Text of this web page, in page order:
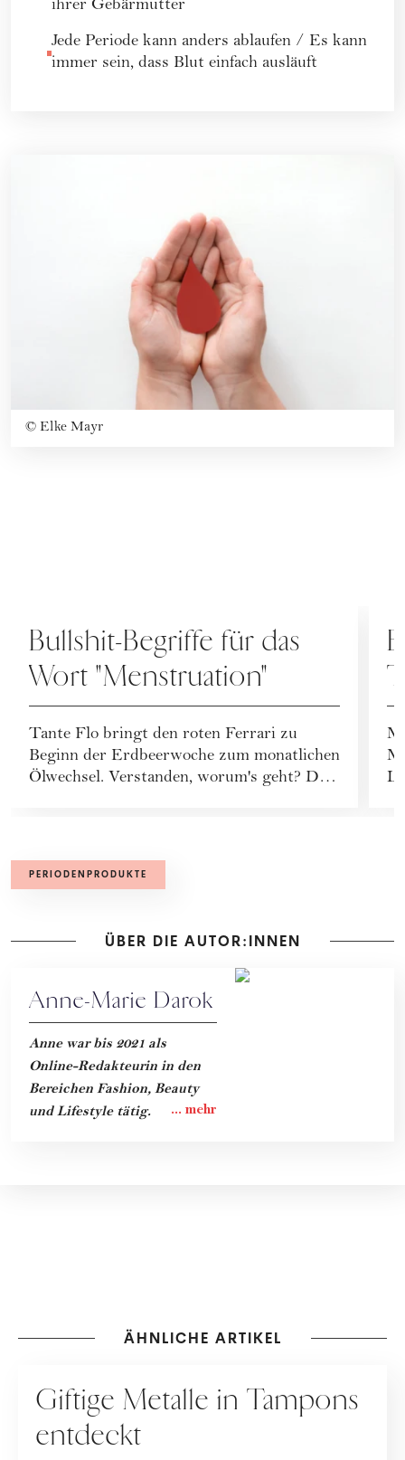
ihrer Gebärmutter
Jede Periode kann anders ablaufen / Es kann
immer sein, dass Blut einfach ausläuft
© Elke Mayr
Bullshit-Begriffe für das
Wort "Menstruation"
Tante Flo bringt den roten Ferrari zu
Beginn der Erdbeerwoche zum monatlichen
Ölwechsel. Verstanden, worum's geht? Die
PERIODENPRODUKTE
ÜBER DIE AUTOR:INNEN
Anne-Marie Darok
Anne war bis 2021 als
Online-Redakteurin in den
Bereichen Fashion, Beauty
und Lifestyle tätig.
ÄHNLICHE ARTIKEL
Giftige Metalle in Tampons
entdeckt